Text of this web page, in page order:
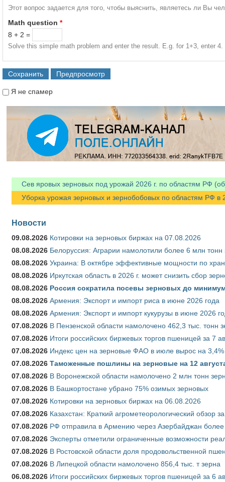
Этот вопрос задается для того, чтобы выяснить, являетесь ли Вы
Math question *
8 + 2 =
Solve this simple math problem and enter the result. E.g. for 1+3, enter 4.
Я не спамер
Сев яровых зерновых под урожай 2026 г. по областям РФ
Уборка урожая зерновых и зернобобовых по областям РФ в
Новости
09.08.2026 Котировки на зерновых биржах на 07.08.2026
08.08.2026 Белоруссия: Аграрии намолотили более 6 млн тонн
08.08.2026 Украина: В октябре эффективные мощности по
08.08.2026 Иркутская область в 2026 г. может снизить сбор
08.08.2026 Россия сократила посевы зерновых до
08.08.2026 Армения: Экспорт и импорт риса в июне 2026 года
08.08.2026 Армения: Экспорт и импорт кукурузы в июне 2026
07.08.2026 В Пензенской области намолочено 462,3 тыс. тонн
07.08.2026 Итоги российских биржевых торгов пшеницей за 7
07.08.2026 Индекс цен на зерновые ФАО в июле вырос на 3,4%
07.08.2026 Таможенные пошлины на зерновые на 12
07.08.2026 В Воронежской области намолочено 2 млн тонн
07.08.2026 В Башкортостане убрано 75% озимых зерновых
07.08.2026 Котировки на зерновых биржах на 06.08.2026
07.08.2026 Казахстан: Краткий агрометеорологический обзор
07.08.2026 РФ отправила в Армению через Азербайджан более
07.08.2026 Эксперты отметили ограниченные возможности
07.08.2026 В Ростовской области доля продовольственной
07.08.2026 В Липецкой области намолочено 856,4 тыс. т зерна
06.08.2026 Итоги российских биржевых торгов пшеницей за 6